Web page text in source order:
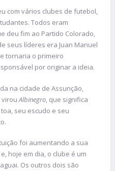
com vários clubes de futebol,
Todos eram
deu fim ao Partido Colorado,
seus líderes era Juan Manuel
tornaria o primeiro
por originar a ideia.
na cidade de Assunção,
virouAlbinegro, que significa
seu escudo e seu
foi aumentando a sua
hoje em dia, o clube é um
Os outros dois são